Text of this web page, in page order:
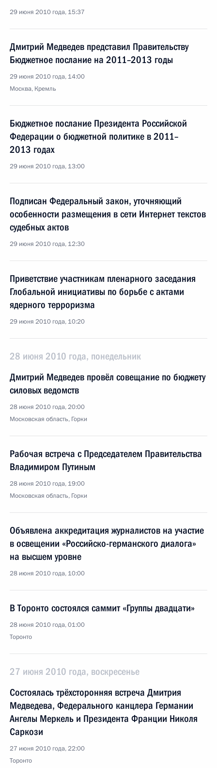
29 июня 2010 года, 15:37
Дмитрий Медведев представил Правительству
Бюджетное послание на 2011–2013 годы
29 июня 2010 года, 14:00
Москва, Кремль
Бюджетное послание Президента Российской
Федерации о бюджетной политике в 2011–
2013 годах
29 июня 2010 года, 13:00
Подписан Федеральный закон, уточняющий
особенности размещения в сети Интернет текстов
судебных актов
29 июня 2010 года, 12:30
Приветствие участникам пленарного заседания
Глобальной инициативы по борьбе с актами
ядерного терроризма
29 июня 2010 года, 10:20
28 июня 2010 года, понедельник
Дмитрий Медведев провёл совещание по бюджету
силовых ведомств
28 июня 2010 года, 20:00
Московская область, Горки
Рабочая встреча с Председателем Правительства
Владимиром Путиным
28 июня 2010 года, 19:00
Московская область, Горки
Объявлена аккредитация журналистов на участие
в освещении «Российско-германского диалога»
на высшем уровне
28 июня 2010 года, 10:00
В Торонто состоялся саммит «Группы двадцати»
28 июня 2010 года, 01:00
Торонто
27 июня 2010 года, воскресенье
Состоялась трёхсторонняя встреча Дмитрия
Медведева, Федерального канцлера Германии
Ангелы Меркель и Президента Франции Николя
Саркози
27 июня 2010 года, 22:00
Торонто